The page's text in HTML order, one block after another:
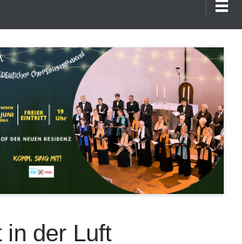
in der Luft